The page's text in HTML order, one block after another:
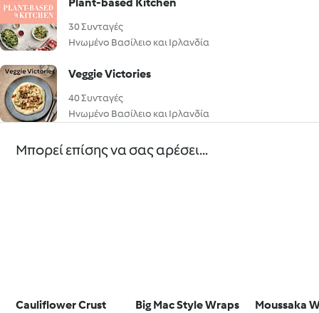
30 Συνταγές
Ηνωμένο Βασίλειο και Ιρλανδία
Veggie Victories
40 Συνταγές
Ηνωμένο Βασίλειο και Ιρλανδία
Μπορεί επίσης να σας αρέσει...
Cauliflower Crust
Big Mac Style Wraps Moussaka